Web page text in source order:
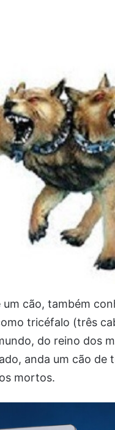
cão, também
tricéfalo (três
do reino dos
anda um cão de
mortos.